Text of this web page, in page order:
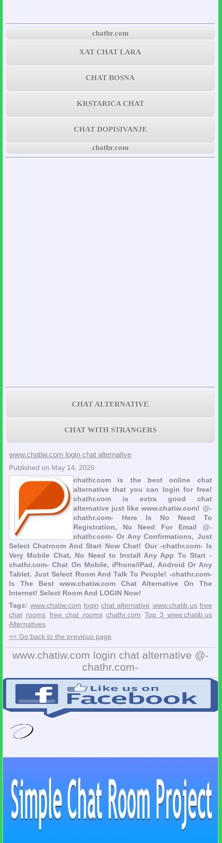
chathr.com
XAT CHAT LARA
CHAT BOSNA
KRSTARICA CHAT
CHAT DOPISIVANJE
chathr.com
CHAT ALTERNATIVE
CHAT WITH STRANGERS
www.chatiw.com login chat alternative
Published on May 14, 2020
chathr.com is the best online chat
alternative that you can login for free!
chathr.com is extra good chat
alternative just like www.chatiw.com! @-
chathr.com- Here Is No Need To
Registration, No Need For Email @-
chathr.com- Or Any Confirmations, Just
Select Chatroom And Start Now Chat! Our -chathr.com- Is
Very Mobile Chat, No Need to Install Any App To Start -
chathr.com- Chat On Mobile, iPhone/iPad, Android Or Any
Tablet. Just Select Room And Talk To People! -chathr.com-
Is The Best www.chatiw.com Chat Alternative On The
Internet! Select Room And LOGIN Now!
Tags: www.chatiw.com login chat alternative www.chatib.us free
chat rooms free chat rooms chathr.com Top 3 www.chatib.us
Alternatives
<< Go back to the previous page
www.chatiw.com login chat alternative @-
chathr.com-